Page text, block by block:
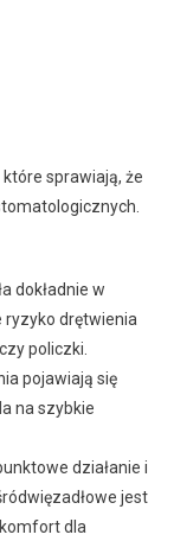
sprawiają, że
dokładnie w
drętwienia
policzki.
pojawiają się
na szybkie
działanie i
jest
dla